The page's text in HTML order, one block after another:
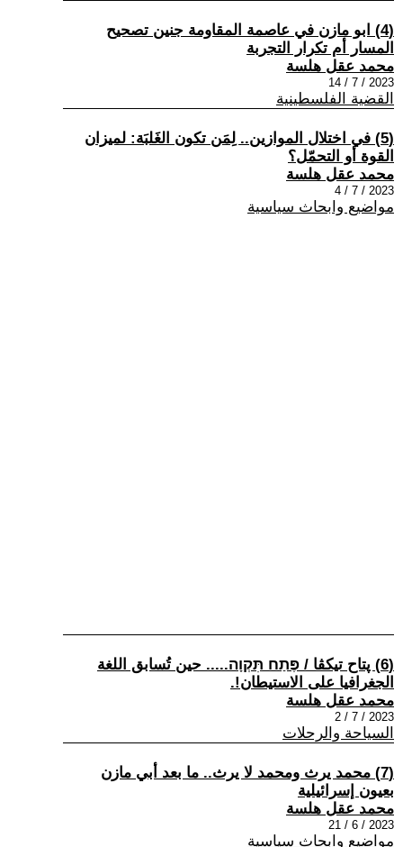
(4) ابو مازن في عاصمة المقاومة جنين تصحيح
المسار أم تكرار التجربة
محمد عقل هلسة
2023 / 7 / 14
القضية الفلسطينية
(5) في اختلال الموازين.. لِمَن تكون الغَلبَة: لميزان
القوة أو التحمّل؟
محمد عقل هلسة
2023 / 7 / 4
مواضيع وابحاث سياسية
(6) پتاح تيكڤا / פֶּתַח תִּקְוָה..... حين تُسابق اللغة
الجغرافيا على الاستيطان!.
محمد عقل هلسة
2023 / 7 / 2
السياحة والرحلات
(7) محمد يرث ومحمد لا يرث.. ما بعد أبي مازن
بعيون إسرائيلية
محمد عقل هلسة
2023 / 6 / 21
مواضيع وابحاث سياسية